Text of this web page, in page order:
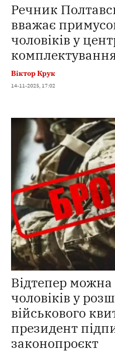
Речник
вважає
чоловіків у
Віктор Крук
14-11-2025, 17:02
Відтепер
чоловіків у
військового
президент
законопроєкт